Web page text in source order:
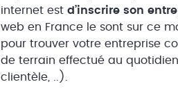
internet est d’inscrire son
web en France le sont sur ce
pour trouver votre entreprise
de terrain effectué au
clientèle, ..).